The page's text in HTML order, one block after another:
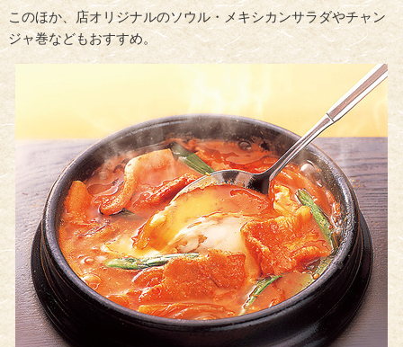
このほか、店オリジナルのソウル・メキシカンサラダやチャン
ジャ巻などもおすすめ。